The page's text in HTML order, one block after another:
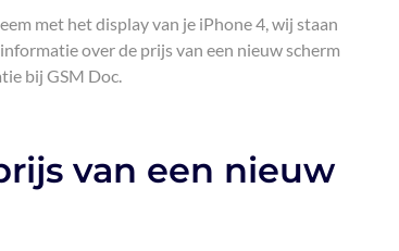
met het display van je iPhone 4, wij staan
over de prijs van een nieuw scherm
bij GSM Doc.
van een nieuw